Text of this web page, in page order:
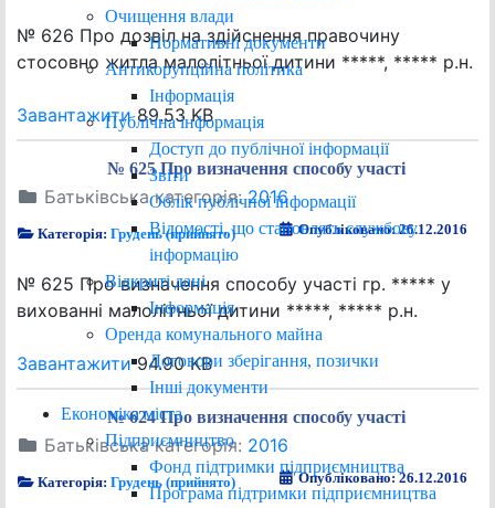
Очищення влади
Нормативні документи
Антикорупційна політика
Інформація
Публічна інформація
Доступ до публічної інформації
Звіти
Облік публічної інформації
Відомості, що становлять службову
інформацію
Відкриті дані
Інформація
Оренда комунального майна
Договори зберігання, позички
Інші документи
Економіка міста
Підприємництво
Фонд підтримки підприємництва
Програма підтримки підприємництва
№ 626 Про дозвіл на здійснення правочину
стосовно житла малолітньої дитини *****, ***** р.н.
Завантажити89.53 KB
№ 625 Про визначення способу участі
Батьківська категорія:2016
Категорія:Грудень (прийнято) Опубліковано: 26.12.2016
№ 625 Про визначення способу участі гр. ***** у
вихованні малолітньої дитини *****, ***** р.н.
Завантажити94.90 KB
№ 624 Про визначення способу участі
Батьківська категорія: 2016
Категорія:Грудень (прийнято) Опубліковано: 26.12.2016